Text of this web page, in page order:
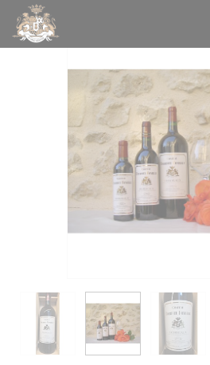
Panneau de gestion des cookies